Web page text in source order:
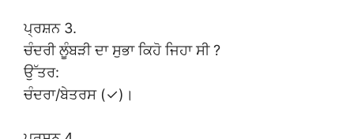
ਪ੍ਰਸ਼ਨ 3.
ਚੰਦਰੀ ਲੂੰਬੜੀ ਦਾ ਸੁਭਾ ਕਿਹੋ ਜਿਹਾ ਸੀ ?
ਉੱਤਰ:
ਚੰਦਰਾ/ਬੇਤਰਸ (✓)।